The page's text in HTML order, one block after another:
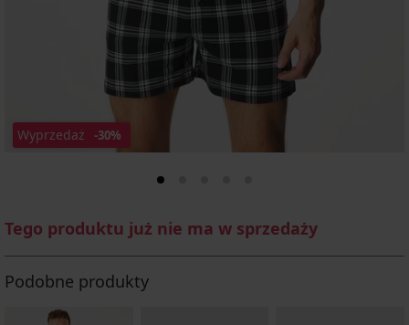
Wyprzedaż -30%
Tego produktu już nie ma w sprzedaży
Podobne produkty